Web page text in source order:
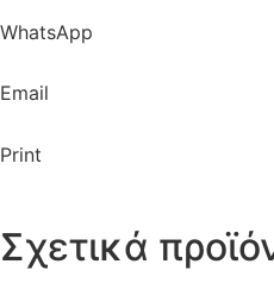
WhatsApp
Email
Print
Σχετικά